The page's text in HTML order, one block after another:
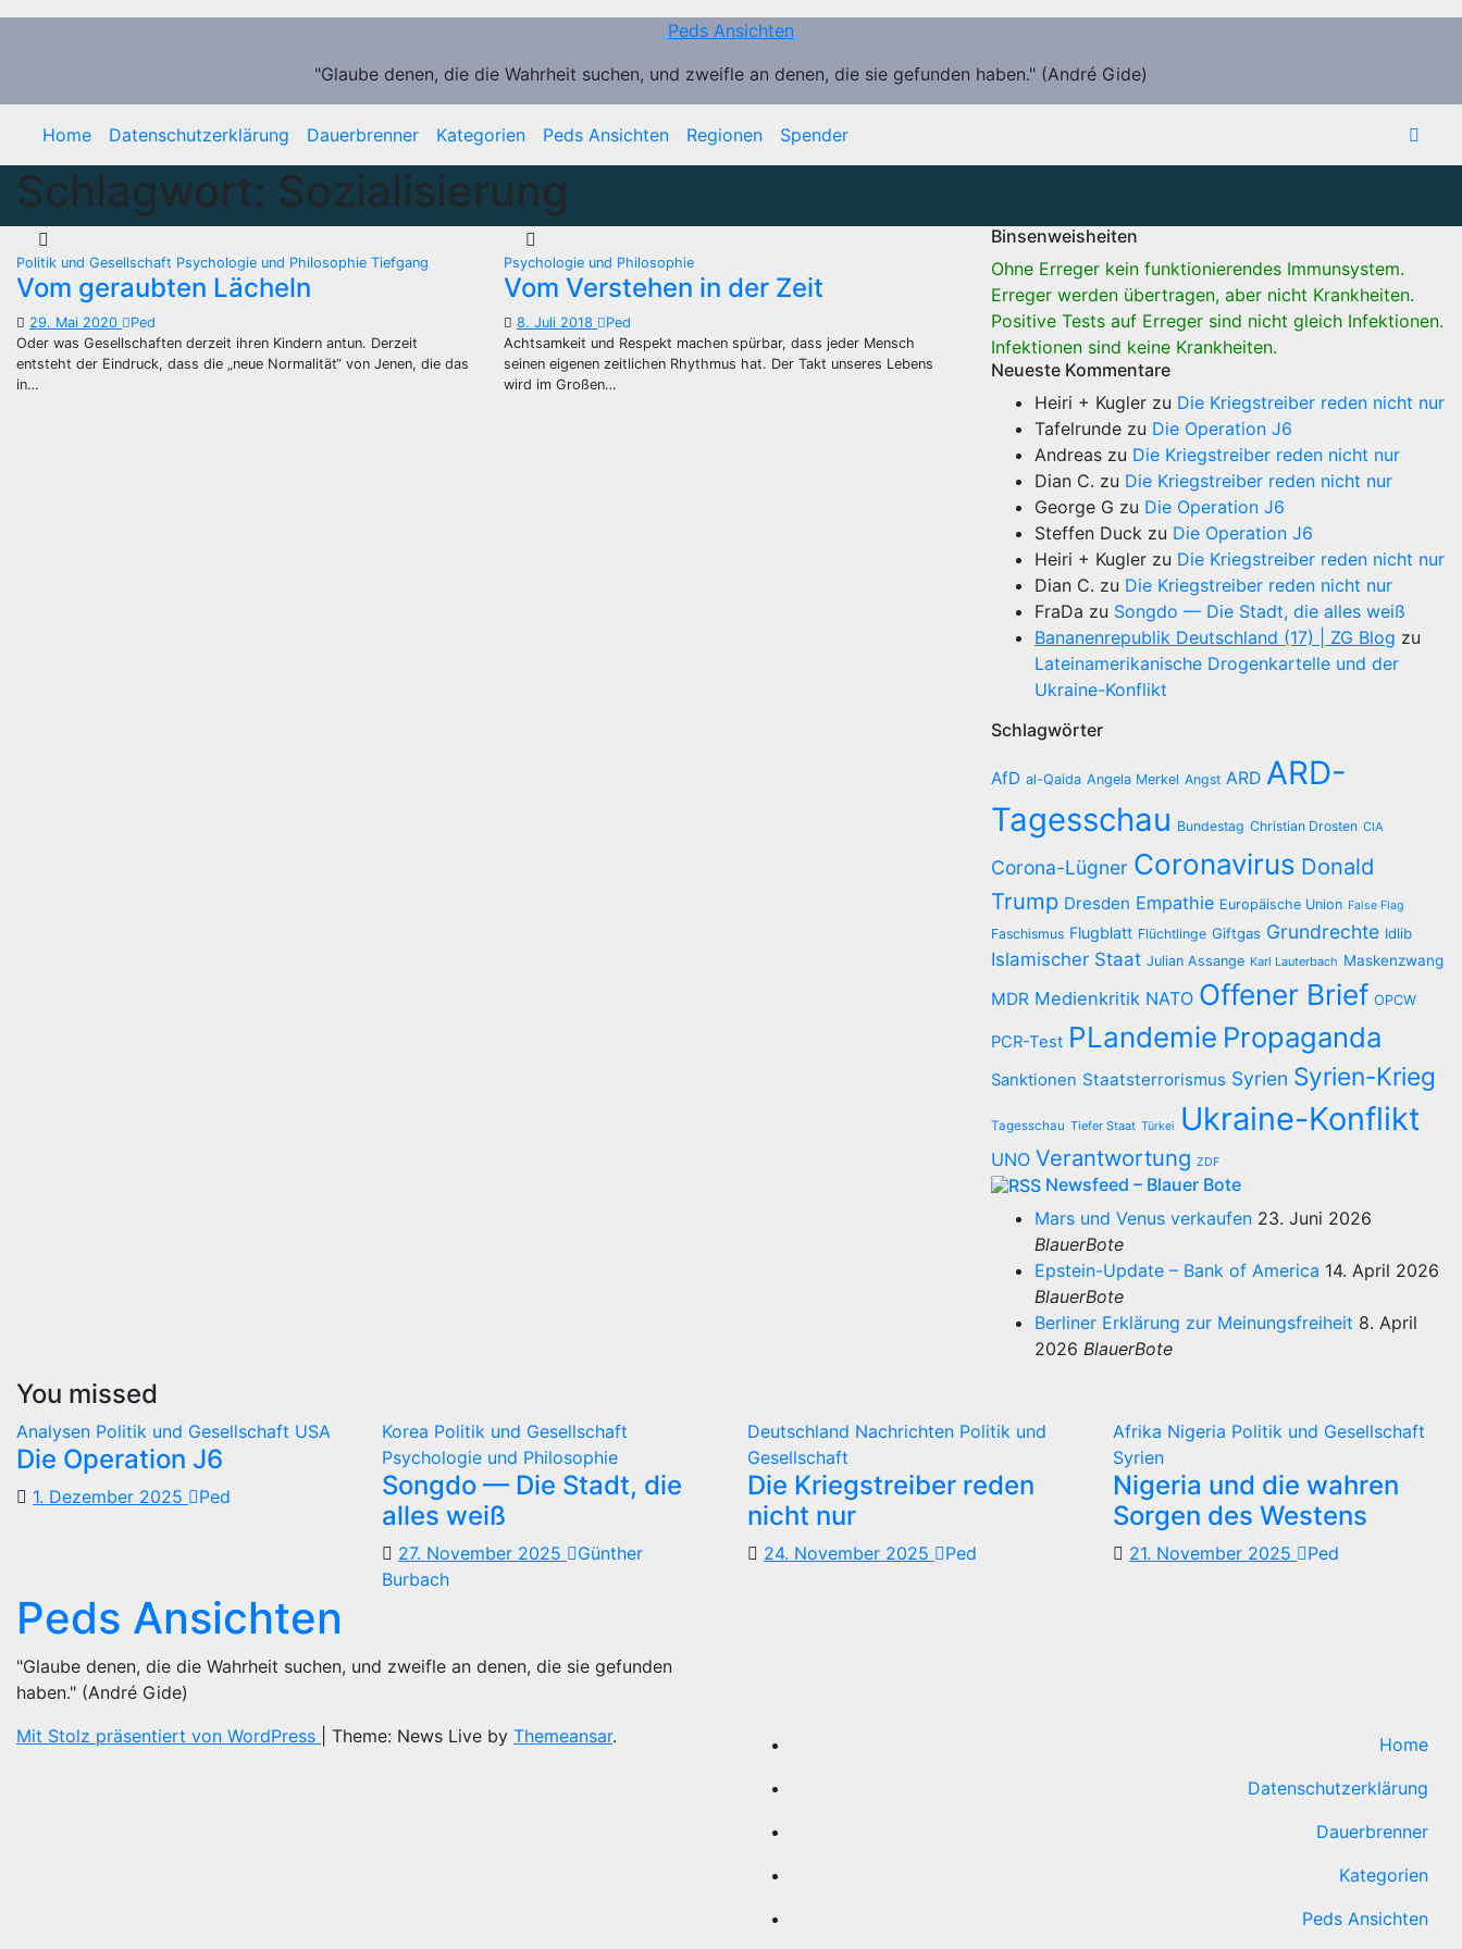
Zum
Peds Ansichten
"Glaube denen, die die Wahrheit suchen, und zweifle an denen, die sie gefunden haben." (André Gide)
Home Datenschutzerklärung Dauerbrenner Kategorien Peds Ansichten Regionen Spender
Schlagwort: Sozialisierung
Politik und Gesellschaft Psychologie und Philosophie Tiefgang
Vom geraubten Lächeln
29. Mai 2020
Ped
Oder was Gesellschaften derzeit ihren Kindern antun. Derzeit
entsteht der Eindruck, dass die „neue Normalität“ von Jenen, die das
in…
Psychologie und Philosophie
Vom Verstehen in der Zeit
8. Juli 2018
Ped
Achtsamkeit und Respekt machen spürbar, dass jeder Mensch
seinen eigenen zeitlichen Rhythmus hat. Der Takt unseres Lebens
wird im Großen…
Binsenweisheiten
Ohne Erreger kein funktionierendes Immunsystem.
Erreger werden übertragen, aber nicht Krankheiten.
Positive Tests auf Erreger sind nicht gleich Infektionen.
Infektionen sind keine Krankheiten.
Neueste Kommentare
Heiri + Kugler zu Die Kriegstreiber reden nicht nur
Tafelrunde zu Die Operation J6
Andreas zu Die Kriegstreiber reden nicht nur
Dian C. zu Die Kriegstreiber reden nicht nur
George G zu Die Operation J6
Steffen Duck zu Die Operation J6
Heiri + Kugler zu Die Kriegstreiber reden nicht nur
Dian C. zu Die Kriegstreiber reden nicht nur
FraDa zu Songdo — Die Stadt, die alles weiß
Bananenrepublik Deutschland (17) | ZG Blog zu
Lateinamerikanische Drogenkartelle und der
Ukraine-Konflikt
Schlagwörter
AfD al-Qaida Angela Merkel Angst ARD ARD-
Tagesschau Bundestag Christian Drosten CIA
Corona-Lügner Coronavirus Donald
Trump Dresden Empathie Europäische Union False Flag
Faschismus Flugblatt Flüchtlinge Giftgas Grundrechte Idlib
Islamischer Staat Julian Assange Karl Lauterbach Maskenzwang
MDR Medienkritik NATO Offener Brief OPCW
PCR-Test PLandemie Propaganda
Sanktionen Staatsterrorismus Syrien Syrien-Krieg
Tagesschau Tiefer Staat Türkei Ukraine-Konflikt
UNO Verantwortung ZDF
Newsfeed – Blauer Bote
Mars und Venus verkaufen 23. Juni 2026
BlauerBote
Epstein-Update – Bank of America 14. April 2026
BlauerBote
Berliner Erklärung zur Meinungsfreiheit 8. April
2026 BlauerBote
You missed
Analysen Politik und Gesellschaft USA
Die Operation J6
1. Dezember 2025 Ped
Korea Politik und Gesellschaft
Psychologie und Philosophie
Songdo — Die Stadt, die
alles weiß
27. November 2025
Günther
Burbach
Deutschland Nachrichten Politik und
Gesellschaft
Die Kriegstreiber reden
nicht nur
24. November 2025 Ped
Afrika Nigeria Politik und Gesellschaft
Syrien
Nigeria und die wahren
Sorgen des Westens
21. November 2025 Ped
Peds Ansichten
"Glaube denen, die die Wahrheit suchen, und zweifle an denen, die sie gefunden
haben." (André Gide)
Mit Stolz präsentiert von WordPress
Theme: News Live by Themeansar.
Home
Datenschutzerklärung
Dauerbrenner
Kategorien
Peds Ansichten